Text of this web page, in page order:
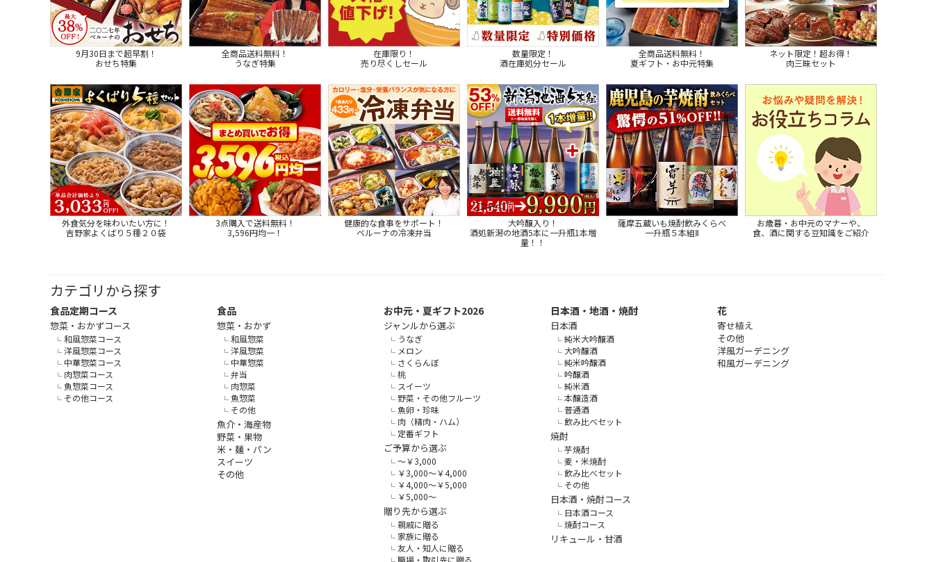
9月30日まで超早割！
おせち特集
全商品送料無料！
うなぎ特集
在庫限り！
売り尽くしセール
数量限定！
酒在庫処分セール
全商品送料無料！
夏ギフト・お中元特集
ネット限定！超お得！
肉三昧セット
外食気分を味わいたい方に！
吉野家よくばり５種２０袋
3点購入で送料無料！
3,596円均一！
健康的な食事をサポート！
ベルーナの冷凍弁当
大吟醸入り！
酒処新潟の地酒5本に一升瓶1本増
量！！
薩摩五蔵いも焼酎飲みくらべ
一升瓶５本組Ⅱ
お歳暮・お中元のマナーや、
食、酒に関する豆知識をご紹介
カテゴリから探す
食品定期コース
惣菜・おかずコース
和風惣菜コース
洋風惣菜コース
中華惣菜コース
肉惣菜コース
魚惣菜コース
その他コース
食品
惣菜・おかず
和風惣菜
洋風惣菜
中華惣菜
弁当
肉惣菜
魚惣菜
その他
魚介・海産物
野菜・果物
米・麺・パン
スイーツ
その他
お中元・夏ギフト2026
ジャンルから選ぶ
うなぎ
メロン
さくらんぼ
桃
スイーツ
野菜・その他フルーツ
魚卵・珍味
肉（精肉・ハム）
定番ギフト
ご予算から選ぶ
～￥3,000
￥3,000～￥4,000
￥4,000～￥5,000
￥5,000～
贈り先から選ぶ
親戚に贈る
家族に贈る
友人・知人に贈る
日本酒・地酒・焼酎
日本酒
純米大吟醸酒
大吟醸酒
純米吟醸酒
吟醸酒
純米酒
本醸造酒
普通酒
飲み比べセット
焼酎
芋焼酎
麦・米焼酎
飲み比べセット
その他
日本酒・焼酎コース
日本酒コース
焼酎コース
リキュール・甘酒
花
寄せ植え
その他
洋風ガーデニング
和風ガーデニング